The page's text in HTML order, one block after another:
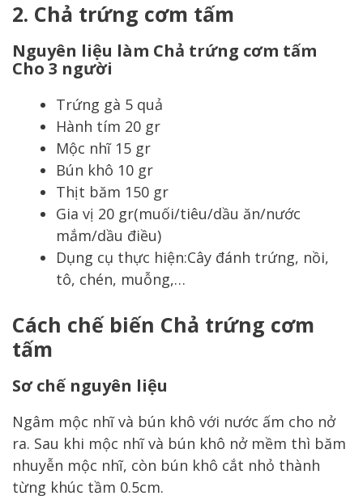
2. Chả trứng cơm tấm
Nguyên liệu làm Chả trứng cơm tấm
Cho 3 người
Trứng gà 5 quả
Hành tím 20 gr
Mộc nhĩ 15 gr
Bún khô 10 gr
Thịt băm 150 gr
Gia vị 20 gr(muối/tiêu/dầu ăn/nước
mắm/dầu điều)
Dụng cụ thực hiện:Cây đánh trứng, nồi,
tô, chén, muỗng,…
Cách chế biến Chả trứng cơm
tấm
Sơ chế nguyên liệu
Ngâm mộc nhĩ và bún khô với nước ấm cho nở
ra. Sau khi mộc nhĩ và bún khô nở mềm thì băm
nhuyễn mộc nhĩ, còn bún khô cắt nhỏ thành
từng khúc tầm 0.5cm.